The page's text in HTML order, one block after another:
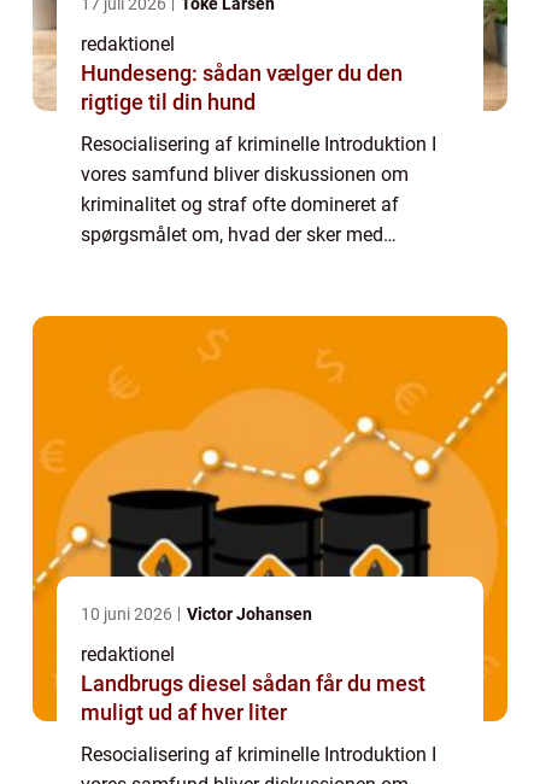
redaktionel
Hundeseng: sådan vælger du den
rigtige til din hund
Resocialisering af kriminelle Introduktion I
vores samfund bliver diskussionen om
kriminalitet og straf ofte domineret af
spørgsmålet om, hvad der sker med
vigtig del af rets...
10 juni 2026 Victor Johansen
redaktionel
Landbrugs diesel sådan får du mest
muligt ud af hver liter
Resocialisering af kriminelle Introduktion I